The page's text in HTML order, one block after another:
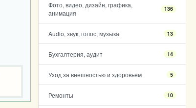
Фото, видео, дизайн, графика,
анимация
136
Audio, звук, голос, музыка 13
Бухгалтерия, аудит 14
Уход за внешностью и здоровьем 5
Ремонты 10